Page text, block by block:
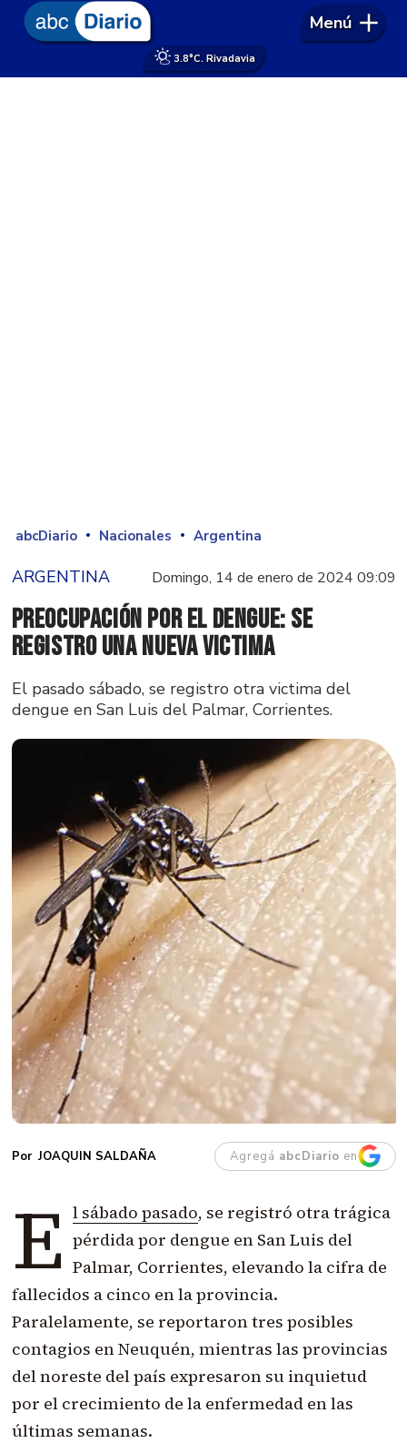
3.8°C. Rivadavia
Menú
abcDiario Nacionales Argentina
ARGENTINA Domingo, 14 de enero de 2024 09:09
Preocupación por el dengue: Se
registro una nueva victima
El pasado sábado, se registro otra victima del
dengue en San Luis del Palmar, Corrientes.
JOAQUIN SALDAÑA Agregá abcDiario en
E l sábado pasado, se registró otra trágica
pérdida por dengue en San Luis del
Palmar, Corrientes, elevando la cifra de
fallecidos a cinco en la provincia.
Paralelamente, se reportaron tres posibles
contagios en Neuquén, mientras las provincias
del noreste del país expresaron su inquietud
por el crecimiento de la enfermedad en las
últimas semanas.